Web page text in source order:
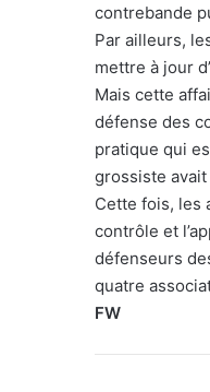
contrebande
Par ailleurs,
mettre à jour
Mais cette
défense des
pratique qui
grossiste
Cette fois, les
contrôle et
défenseurs
quatre
FW